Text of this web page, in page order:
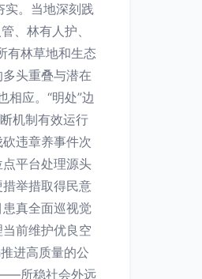
实。当地深刻践
、林有人护、
有林草地和生态
头重叠与潜在
应。“明处”边
机制有效运行
违章养事件次
平台处理源头
举措取得民意
真全面巡视觉
前维护优良空
进高质量的公
——所稳社会外远